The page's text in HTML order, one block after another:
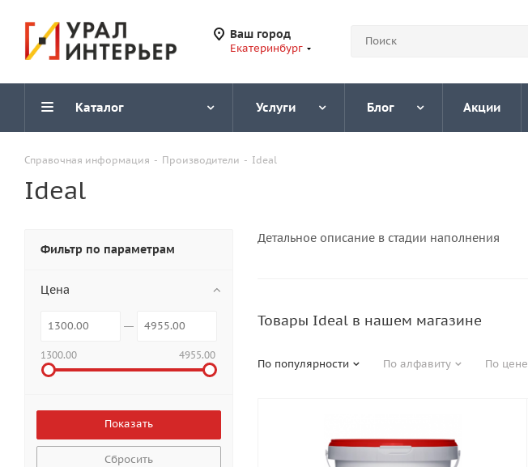
Ваш город
Екатеринбург
Каталог Услуги Блог Акции
Справочная информация - Производители - Ideal
Ideal
Детальное описание в стадии наполнения
Товары Ideal в нашем магазине
По популярности По алфавиту По цене
Фильтр по параметрам
Цена
1300.00 4955.00
Сбросить